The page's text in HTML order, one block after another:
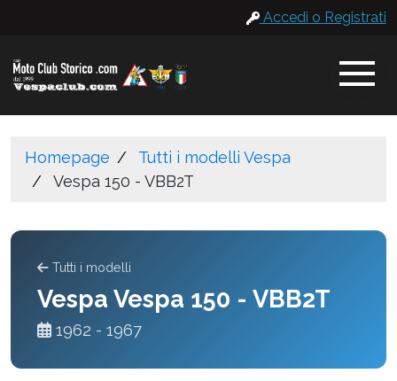
Accedi o Registrati
Homepage
Tutti i modelli Vespa
Vespa 150 - VBB2T
Tutti i modelli
Vespa Vespa 150 - VBB2T
1962 - 1967